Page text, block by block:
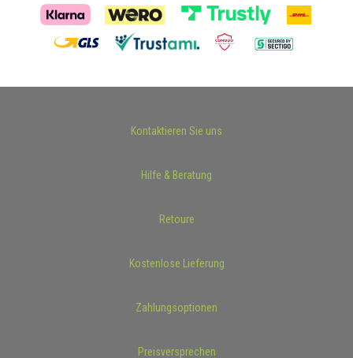
Kontaktieren Sie uns
Hilfe & Beratung
Retoure
Kostenlose Lieferung
Zahlungsoptionen
Preisversprechen